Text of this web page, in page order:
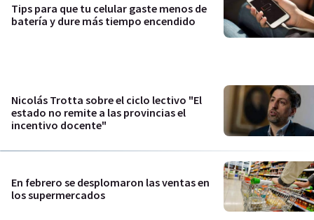
Tips para que tu celular gaste menos de
batería y dure más tiempo encendido
Nicolás Trotta sobre el ciclo lectivo "El
estado no remite a las provincias el
incentivo docente"
En febrero se desplomaron las ventas en
los supermercados